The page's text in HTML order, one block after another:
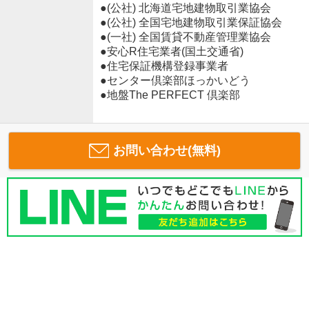
●(公社) 北海道宅地建物取引業協会
●(公社) 全国宅地建物取引業保証協会
●(一社) 全国賃貸不動産管理業協会
●安心R住宅業者(国土交通省)
●住宅保証機構登録事業者
●センター倶楽部ほっかいどう
●地盤The PERFECT 倶楽部
お問い合わせ(無料)